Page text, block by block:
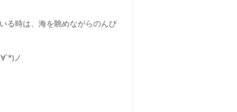
る時は、海を眺めながらのんび
ノ